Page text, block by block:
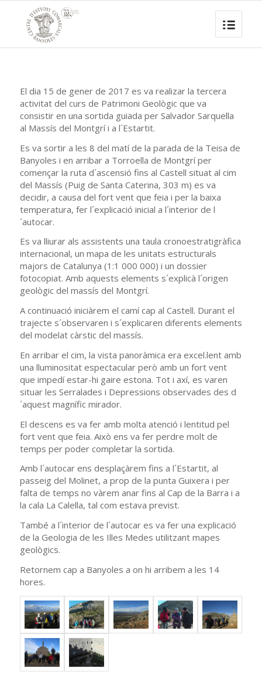
El dia 15 de gener de 2017 es va realizar la tercera
activitat del curs de Patrimoni Geològic que va
consistir en una sortida guiada per Salvador Sarquella
al Massís del Montgrí i a l´Estartit.
Es va sortir a les 8 del matí de la parada de la Teisa de
Banyoles i en arribar a Torroella de Montgrí per
començar la ruta d´ascensió fins al Castell situat al cim
del Massís (Puig de Santa Caterina, 303 m) es va
decidir, a causa del fort vent que feia i per la baixa
temperatura, fer l´explicació inicial a l´interior de l
´autocar.
Es va lliurar als assistents una taula cronoestratigràfica
internacional, un mapa de les unitats estructurals
majors de Catalunya (1:1 000 000) i un dossier
fotocopiat. Amb aquests elements s´explicà l´origen
geològic del massís del Montgrí.
A continuació iniciàrem el camí cap al Castell. Durant el
trajecte s´observaren i s´explicaren diferents elements
del modelat càrstic del massís.
En arribar el cim, la vista panoràmica era excel.lent amb
una lluminositat espectacular però amb un fort vent
que impedí estar-hi gaire estona. Tot i axí, es varen
situar les Serralades i Depressions observades des d
´aquest magnífic mirador.
El descens es va fer amb molta atenció i lentitud pel
fort vent que feia. Això ens va fer perdre molt de
temps per poder completar la sortida.
Amb l´autocar ens desplaçàrem fins a l´Estartit, al
passeig del Molinet, a prop de la punta Guixera i per
falta de temps no vàrem anar fins al Cap de la Barra i a
la cala La Calella, tal com estava previst.
També a l´interior de l´autocar es va fer una explicació
de la Geologia de les Illes Medes utilitzant mapes
geològics.
Retornem cap a Banyoles a on hi arribem a les 14
hores.